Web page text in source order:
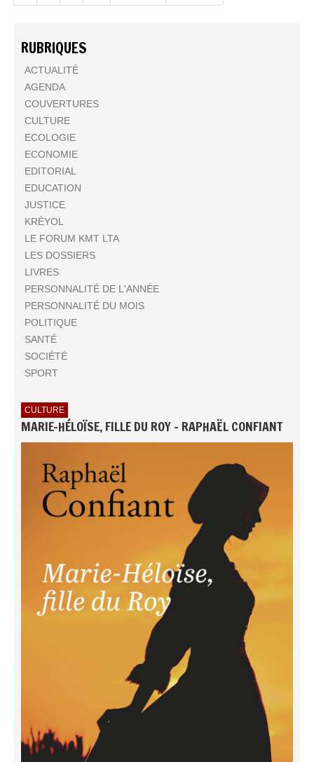
RUBRIQUES
ACTUALITÉ
AGENDA
COUVERTURES
CULTURE
ECOLOGIE
ECONOMIE
EDITORIAL
EDUCATION
JUSTICE
KRÉYOL
LE FORUM KMT LTA
LES DOSSIERS
LIVRES
PERSONNALITÉ DE L'ANNÉE
PERSONNALITÉ DU MOIS
POLITIQUE
SANTÉ
SOCIÉTÉ
SPORT
CULTURE
MARIE-HÉLOÏSE, FILLE DU ROY - RAPHAËL CONFIANT